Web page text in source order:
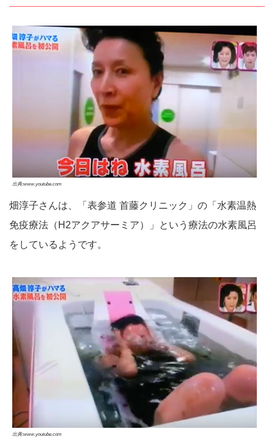
出典:www.youtube.com
畑淳子さんは、「表参道 首藤クリニック」の「水素温熱
免疫療法（H2アクアサーミア）」という療法の水素風呂
をしているようです。
出典:www.youtube.com